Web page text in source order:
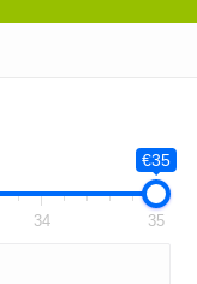
€35
34 35